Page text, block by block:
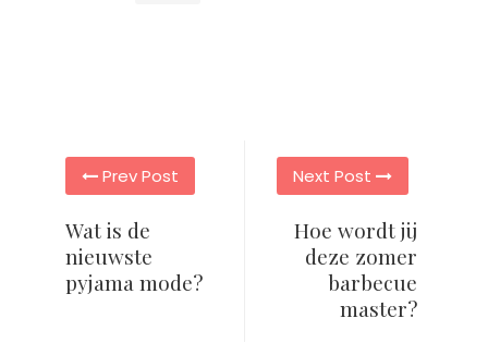
Post
navigation
Prev Post
Wat is de
nieuwste
pyjama mode?
Next Post
Hoe wordt jij
deze zomer
barbecue
master?